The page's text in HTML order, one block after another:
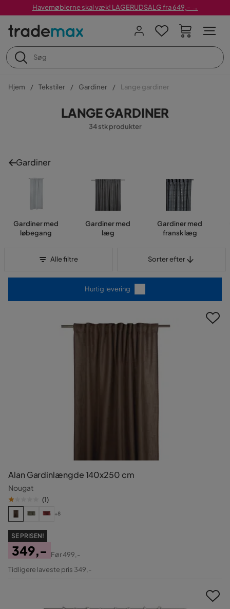
Havemøblerne skal væk! LAGERUDSALG fra 649,- →
Hjem Tekstiler Gardiner Lange gardiner
LANGE GARDINER
34 stk produkter
Gardiner
Gardiner med
løbegang
Gardiner med
læg
Gardiner med
fransk læg
Alle filtre Sorter efter
Hurtig levering
Alan Gardinlængde 140x250 cm
Nougat
(1)
+8
SE PRISEN!
Pris
349,-
Original
Før499,-
Tidligere laveste pris 349,-